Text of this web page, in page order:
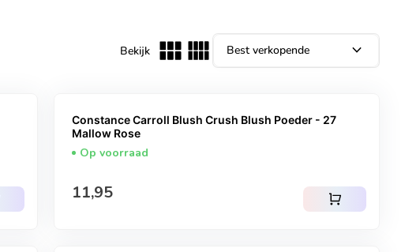
Bekijk expand_more
Constance Carroll Blush Crush Blush Poeder - 27
Mallow Rose
Op voorraad
Normale prijs
11,95 shopping_cart